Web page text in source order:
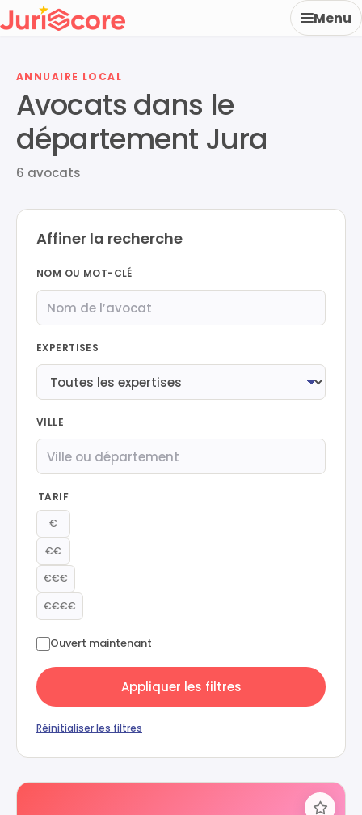
Menu
ANNUAIRE LOCAL
Avocats dans le
département Jura
6 avocats
Affiner la recherche
NOM OU MOT-CLÉ
EXPERTISES
VILLE
TARIF
€
€€
€€€
€€€€
Ouvert maintenant
Appliquer les filtres
Réinitialiser les filtres